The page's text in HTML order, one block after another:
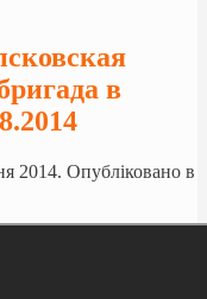
в
2014. Опубліковано в